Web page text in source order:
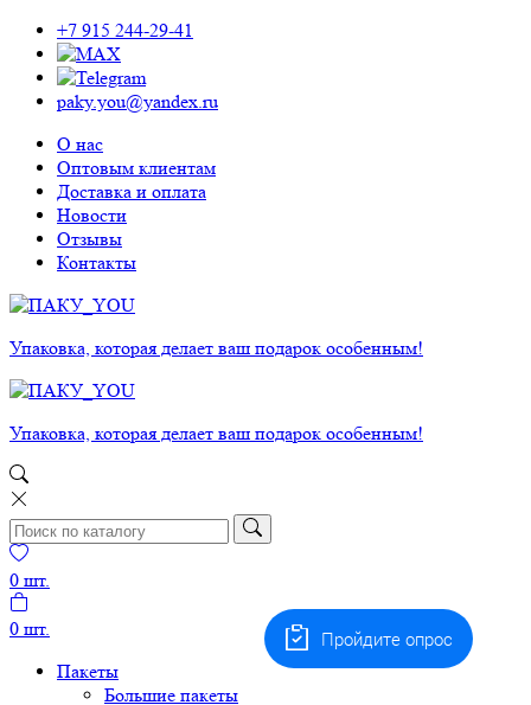
+7 915 244-29-41
paky.you@yandex.ru
О нас
Оптовым клиентам
Доставка и оплата
Новости
Отзывы
Контакты
Упаковка, которая делает ваш подарок особенным!
Упаковка, которая делает ваш подарок особенным!
0 шт.
0 шт.
Пакеты
Большие пакеты
Пройдите опрос